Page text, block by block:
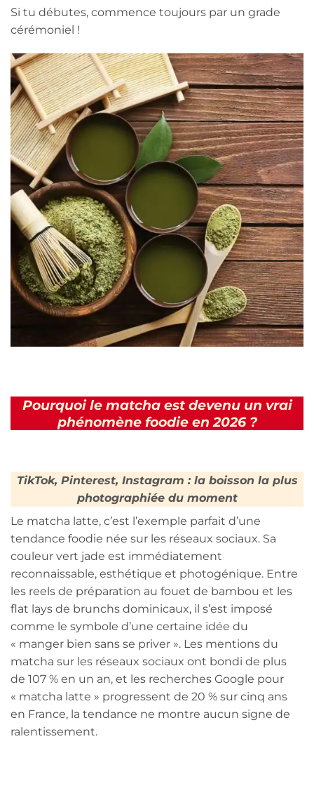
Si tu débutes, commence toujours par un grade
cérémoniel !
Pourquoi le matcha est devenu un vrai
phénomène foodie en 2026 ?
TikTok, Pinterest, Instagram : la boisson la plus
photographiée du moment
Le matcha latte, c’est l’exemple parfait d’une
tendance foodie née sur les réseaux sociaux. Sa
couleur vert jade est immédiatement
reconnaissable, esthétique et photogénique. Entre
les reels de préparation au fouet de bambou et les
flat lays de brunchs dominicaux, il s’est imposé
comme le symbole d’une certaine idée du
« manger bien sans se priver ». Les mentions du
matcha sur les réseaux sociaux ont bondi de plus
de 107 % en un an, et les recherches Google pour
« matcha latte » progressent de 20 % sur cinq ans
en France, la tendance ne montre aucun signe de
ralentissement.